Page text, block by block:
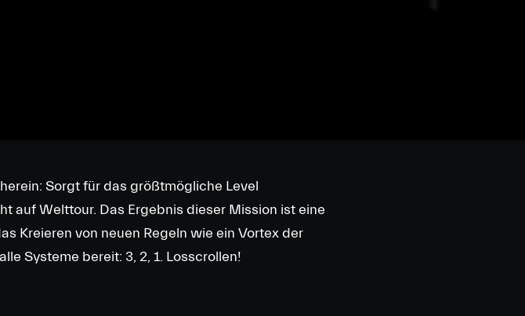
Sorgt für das größtmögliche Level
auf Welttour. Das Ergebnis dieser Mission ist eine
Kreieren von neuen Regeln wie ein Vortex der
Systeme bereit: 3, 2, 1. Losscrollen!